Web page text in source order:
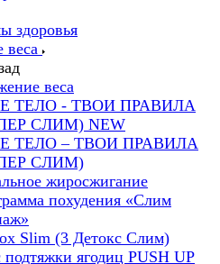
здоровья
веса
веса
ТЕЛО - ТВОИ ПРАВИЛА
СЛИМ) NEW
ТЕЛО – ТВОИ ПРАВИЛА
СЛИМ)
жиросжигание
похудения «Слим
Slim (3 Детокс Слим)
подтяжки ягодиц PUSH UP